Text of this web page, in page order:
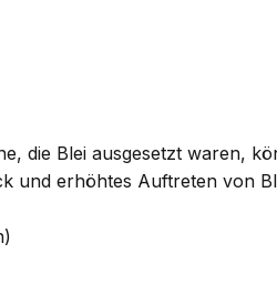
die Blei ausgesetzt waren,
und erhöhtes Auftreten von